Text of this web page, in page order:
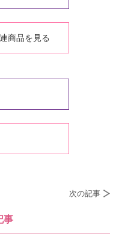
商品を見る
次の記事
事